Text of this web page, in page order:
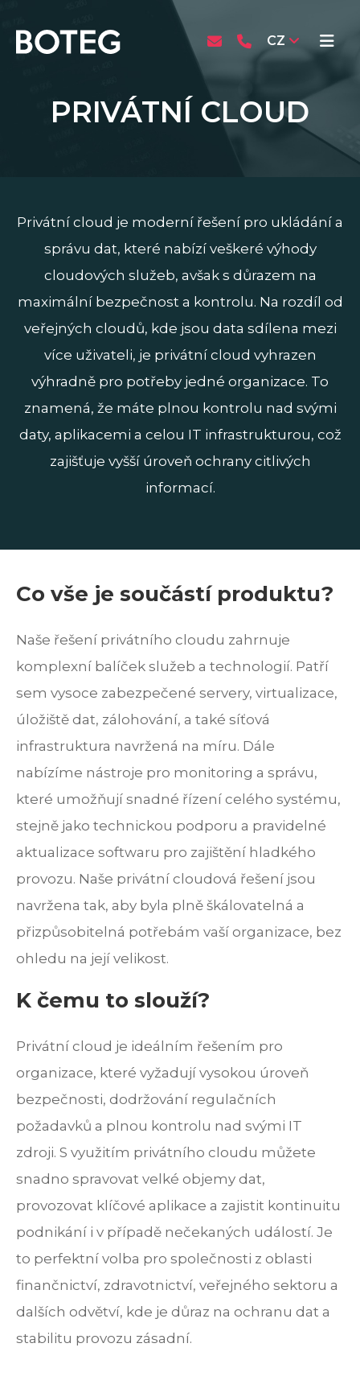
CZ
PRIVÁTNÍ CLOUD
Privátní cloud je moderní řešení pro ukládání a
správu dat, které nabízí veškeré výhody
cloudových služeb, avšak s důrazem na
maximální bezpečnost a kontrolu. Na rozdíl od
veřejných cloudů, kde jsou data sdílena mezi
více uživateli, je privátní cloud vyhrazen
výhradně pro potřeby jedné organizace. To
znamená, že máte plnou kontrolu nad svými
daty, aplikacemi a celou IT infrastrukturou, což
zajišťuje vyšší úroveň ochrany citlivých
informací.
Co vše je součástí produktu?
Naše řešení privátního cloudu zahrnuje
komplexní balíček služeb a technologií. Patří
sem vysoce zabezpečené servery, virtualizace,
úložiště dat, zálohování, a také síťová
infrastruktura navržená na míru. Dále
nabízíme nástroje pro monitoring a správu,
které umožňují snadné řízení celého systému,
stejně jako technickou podporu a pravidelné
aktualizace softwaru pro zajištění hladkého
provozu. Naše privátní cloudová řešení jsou
navržena tak, aby byla plně škálovatelná a
přizpůsobitelná potřebám vaší organizace, bez
ohledu na její velikost.
K čemu to slouží?
Privátní cloud je ideálním řešením pro
organizace, které vyžadují vysokou úroveň
bezpečnosti, dodržování regulačních
požadavků a plnou kontrolu nad svými IT
zdroji. S využitím privátního cloudu můžete
snadno spravovat velké objemy dat,
provozovat klíčové aplikace a zajistit kontinuitu
podnikání i v případě nečekaných událostí. Je
to perfektní volba pro společnosti z oblasti
finančnictví, zdravotnictví, veřejného sektoru a
dalších odvětví, kde je důraz na ochranu dat a
stabilitu provozu zásadní.